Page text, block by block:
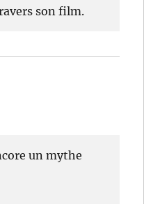
son film.
un mythe